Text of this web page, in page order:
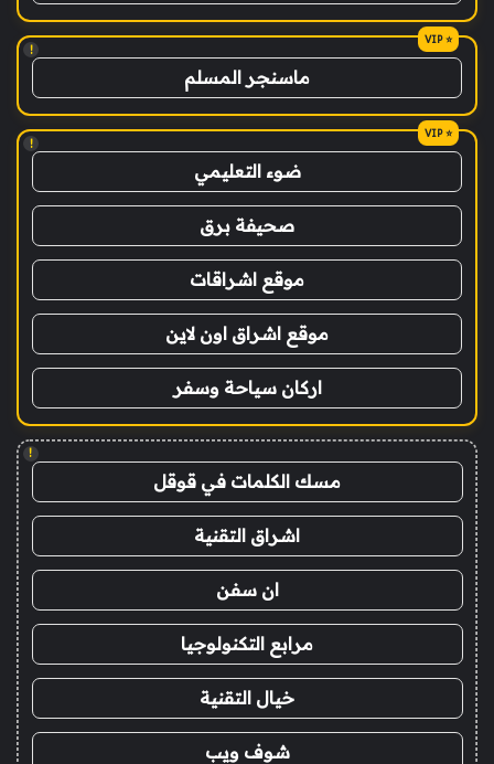
!
ماسنجر المسلم
!
ضوء التعليمي
صحيفة برق
موقع اشراقات
موقع اشراق اون لاين
اركان سياحة وسفر
!
مسك الكلمات في قوقل
اشراق التقنية
ان سفن
مرابع التكنولوجيا
خيال التقنية
شوف ويب